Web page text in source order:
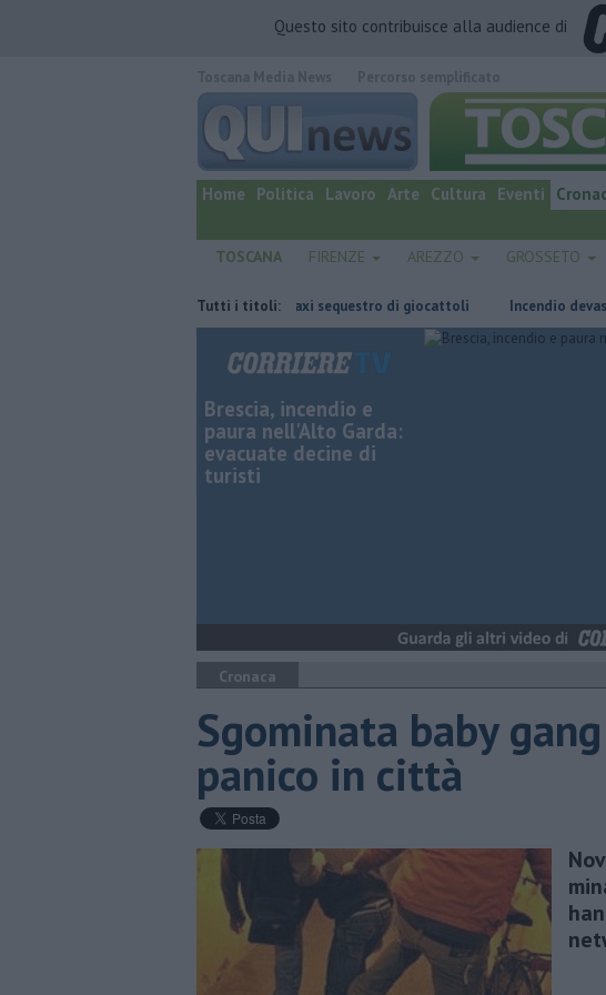
Questo sito contribuisce alla audience di
quotidiano online.
Home Politica Lavoro Arte Cultura Eventi
TOSCANA FIRENZE AREZZO GROSSETO
Tutti i titoli:
Marchi contraffatti, maxi sequestro di giocattoli Incendio devasta un
Brescia, incendio e
paura nell'Alto Garda:
evacuate decine di
turisti
Cronaca
Sgominata baby
panico in città